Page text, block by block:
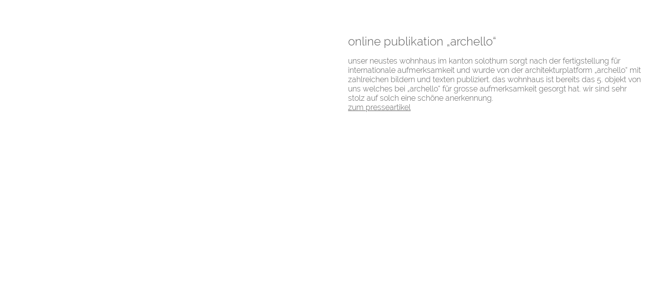
online publikation „archello“
unser neustes wohnhaus im kanton solothurn sorgt nach der fertigstellung für
internationale aufmerksamkeit und wurde von der architekturplatform „archello“ mit
zahlreichen bildern und texten publiziert. das wohnhaus ist bereits das 5. objekt von
uns welches bei „archello“ für grosse aufmerksamkeit gesorgt hat. wir sind sehr
stolz auf solch eine schöne anerkennung.
zum presseartikel